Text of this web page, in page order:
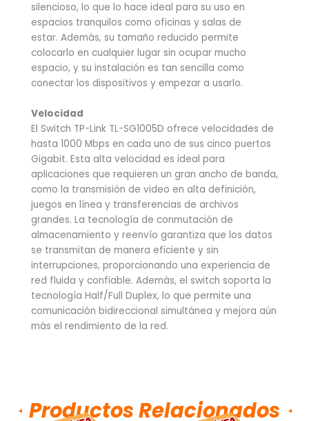
silencioso, lo que lo hace ideal para su uso en
espacios tranquilos como oficinas y salas de
estar. Además, su tamaño reducido permite
colocarlo en cualquier lugar sin ocupar mucho
espacio, y su instalación es tan sencilla como
conectar los dispositivos y empezar a usarlo.
Velocidad
El Switch TP-Link TL-SG1005D ofrece velocidades de
hasta 1000 Mbps en cada uno de sus cinco puertos
Gigabit. Esta alta velocidad es ideal para
aplicaciones que requieren un gran ancho de banda,
como la transmisión de video en alta definición,
juegos en línea y transferencias de archivos
grandes. La tecnología de conmutación de
almacenamiento y reenvío garantiza que los datos
se transmitan de manera eficiente y sin
interrupciones, proporcionando una experiencia de
red fluida y confiable. Además, el switch soporta la
tecnología Half/Full Duplex, lo que permite una
comunicación bidireccional simultánea y mejora aún
más el rendimiento de la red.
Productos Relacionados